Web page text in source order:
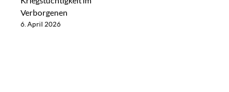
Verborgenen
6. April 2026